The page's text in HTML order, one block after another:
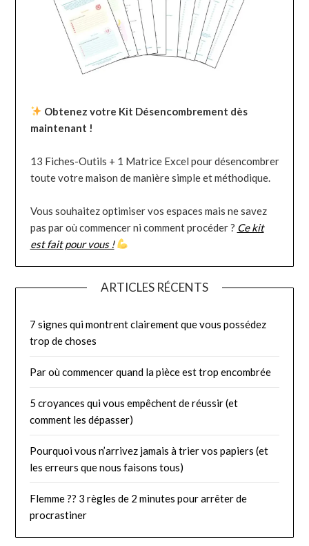
Obtenez votre Kit Désencombrement dès
maintenant !
13 Fiches-Outils + 1 Matrice Excel pour désencombrer
toute votre maison de manière simple et méthodique.
Vous souhaitez optimiser vos espaces mais ne savez
pas par où commencer ni comment procéder ? Ce kit
est fait pour vous !
ARTICLES RÉCENTS
7 signes qui montrent clairement que vous possédez
trop de choses
Par où commencer quand la pièce est trop encombrée
5 croyances qui vous empêchent de réussir (et
comment les dépasser)
Pourquoi vous n’arrivez jamais à trier vos papiers (et
les erreurs que nous faisons tous)
Flemme ?? 3 règles de 2 minutes pour arrêter de
procrastiner